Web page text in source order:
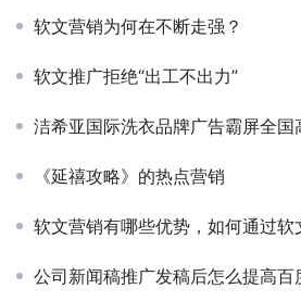
软文营销为何在不断走强？
软文推广拒绝“出工不出力”
洁希亚国际洗衣品牌广告霸屏全国
《延禧攻略》的热点营销
软文营销有哪些优势，如何通过软文
公司新闻稿推广发稿后怎么提高百